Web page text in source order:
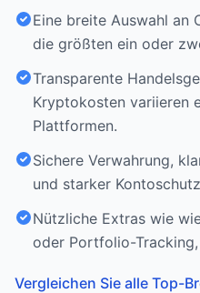
Eine breite Auswahl an
die größten ein oder
Transparente
Kryptokosten variieren
Plattformen.
Sichere Verwahrung,
und starker
Nützliche Extras wie
oder Portfolio-
Vergleichen Sie alle Top-